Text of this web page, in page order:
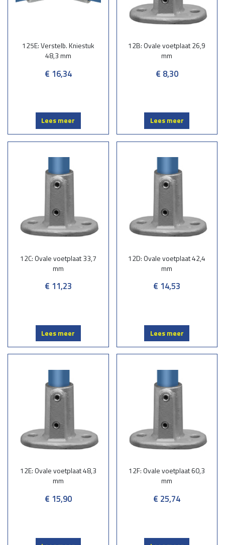
125E: Verstelb. Kniestuk
48,3 mm
€ 16,34
Lees meer
12B: Ovale voetplaat 26,9
mm
€ 8,30
Lees meer
12C: Ovale voetplaat 33,7
mm
€ 11,23
Lees meer
12D: Ovale voetplaat 42,4
mm
€ 14,53
Lees meer
12E: Ovale voetplaat 48,3
mm
€ 15,90
12F: Ovale voetplaat 60,3
mm
€ 25,74